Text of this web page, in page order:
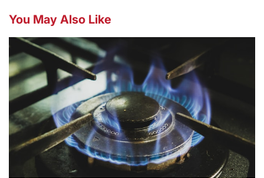
You May Also Like